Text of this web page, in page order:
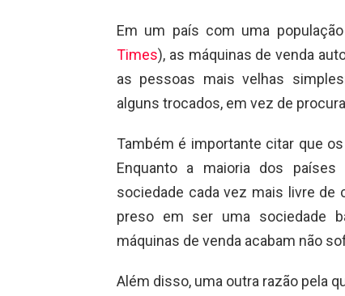
Em um país com uma
Times), as máquinas de venda
as pessoas mais velhas
alguns trocados, em vez de
Também é importante citar que
Enquanto a maioria dos
sociedade cada vez mais livre de
preso em ser uma sociedade
máquinas de venda acabam não
Além disso, uma outra razão pela